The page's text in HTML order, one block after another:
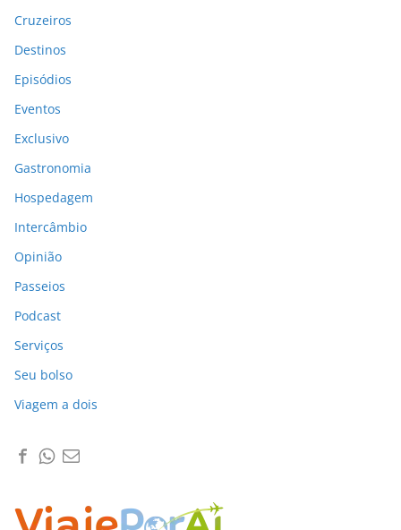
Cruzeiros
Destinos
Episódios
Eventos
Exclusivo
Gastronomia
Hospedagem
Intercâmbio
Opinião
Passeios
Podcast
Serviços
Seu bolso
Viagem a dois